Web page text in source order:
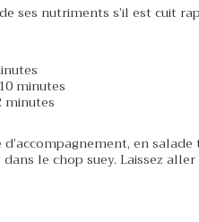
ses nutriments s’il est cuit
minutes
minutes
en
le chop suey. Laissez